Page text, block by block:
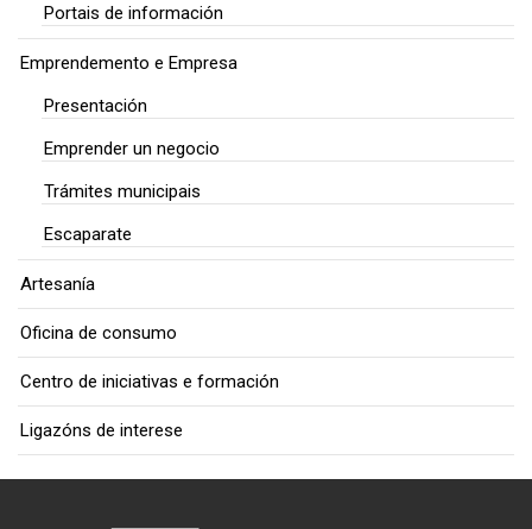
Portais de información
Emprendemento e Empresa
Presentación
Emprender un negocio
Trámites municipais
Escaparate
Artesanía
Oficina de consumo
Centro de iniciativas e formación
Ligazóns de interese